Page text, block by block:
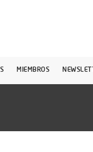
MIEMBROS